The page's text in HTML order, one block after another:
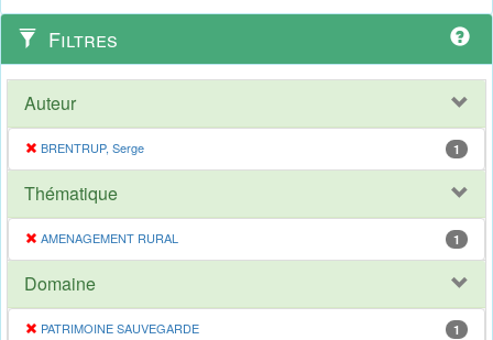
Filtres
Auteur
BRENTRUP, Serge 1
Thématique
AMENAGEMENT RURAL 1
Domaine
PATRIMOINE SAUVEGARDE 1